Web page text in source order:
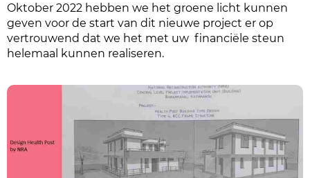
Oktober 2022 hebben we het groene licht kunnen
geven voor de start van dit nieuwe project er op
vertrouwend dat we het met uw financiële steun
helemaal kunnen realiseren.